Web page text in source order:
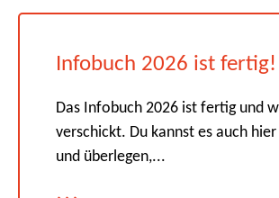
Infobuch 2026 ist fertig!
Das Infobuch 2026 ist fertig und
verschickt. Du kannst es auch
und überlegen,...